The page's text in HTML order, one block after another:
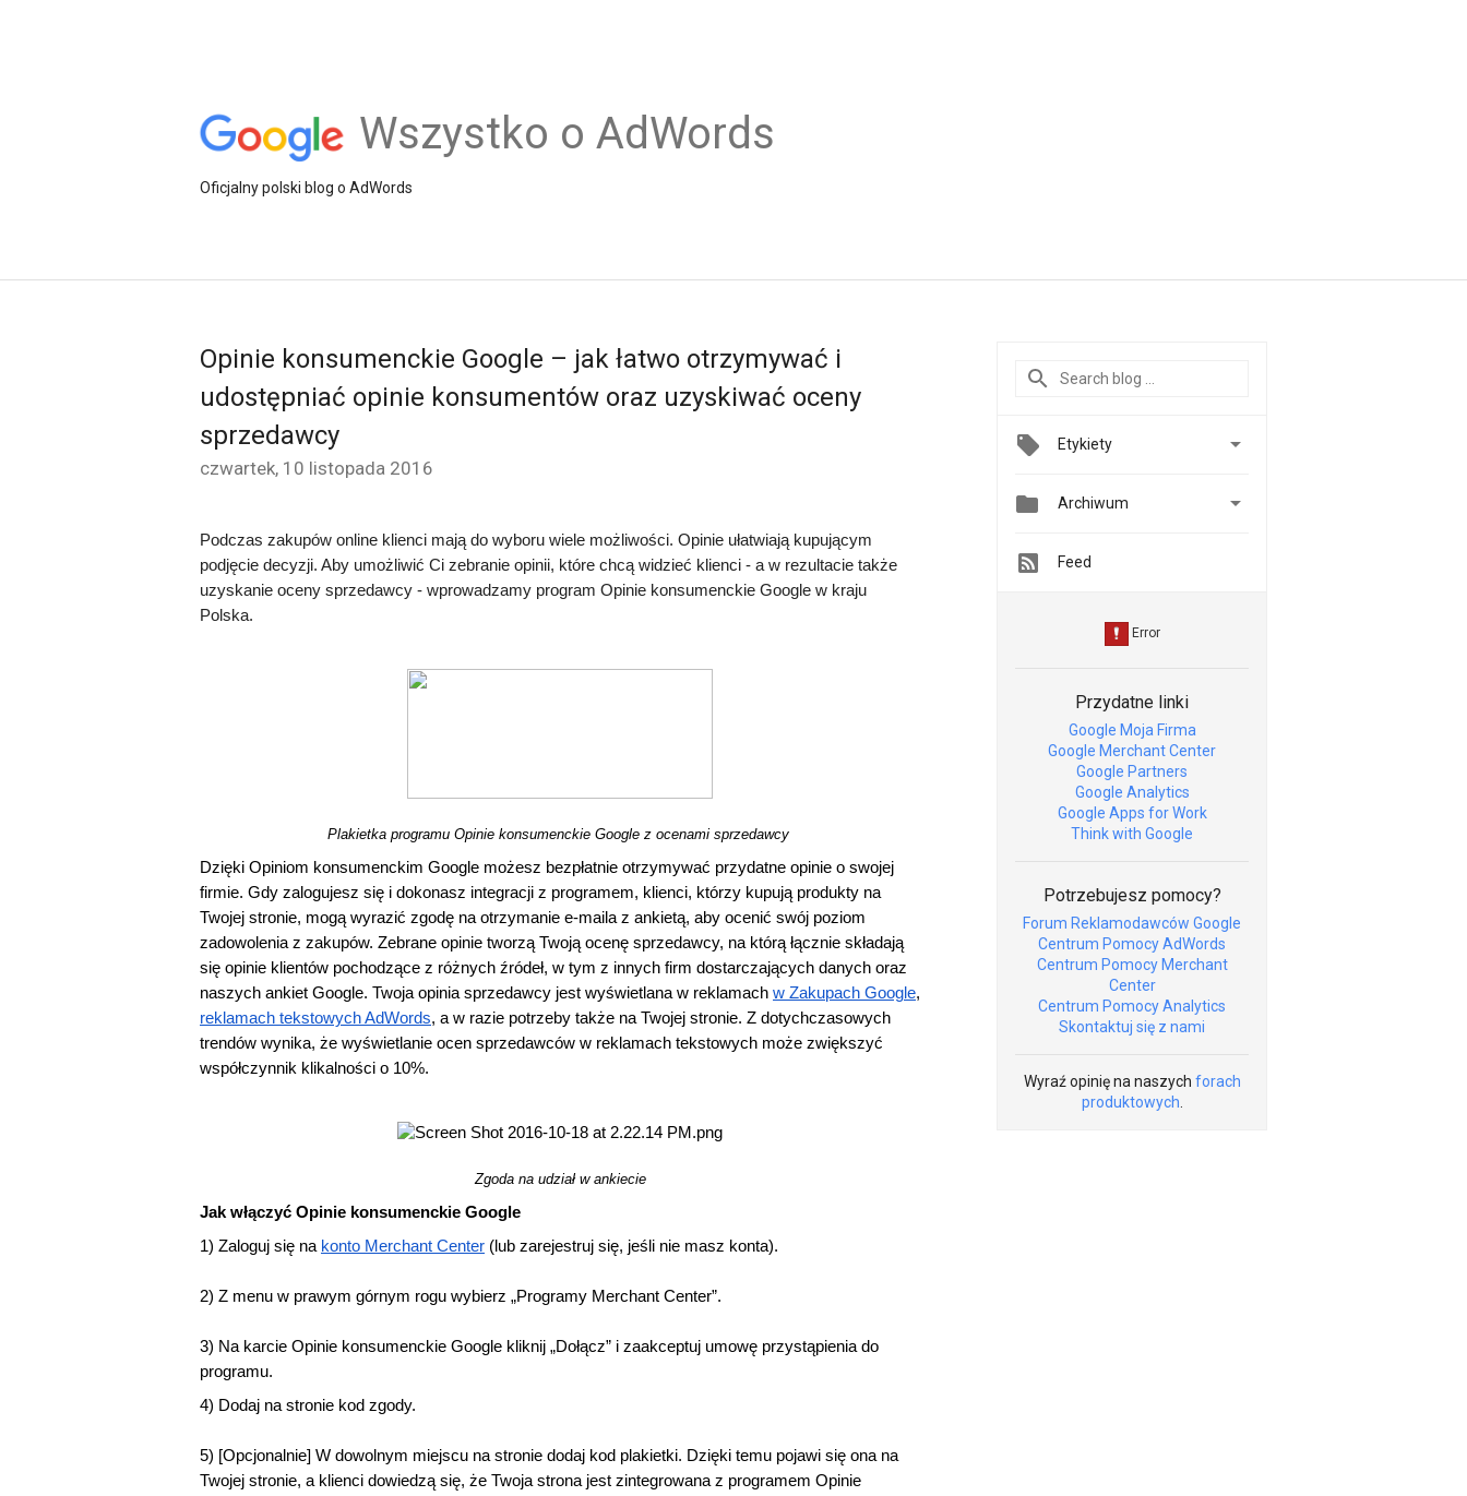
Wszystko o AdWords
Oficjalny polski blog o AdWords
Opinie konsumenckie Google – jak łatwo otrzymywać i
udostępniać opinie konsumentów oraz uzyskiwać oceny
sprzedawcy
czwartek, 10 listopada 2016
Podczas zakupów online klienci mają do wyboru wiele możliwości. Opinie ułatwiają kupującym
podjęcie decyzji. Aby umożliwić Ci zebranie opinii, które chcą widzieć klienci - a w rezultacie także
uzyskanie oceny sprzedawcy - wprowadzamy program Opinie konsumenckie Google w kraju
Polska.
Plakietka programu Opinie konsumenckie Google z ocenami sprzedawcy
Dzięki Opiniom konsumenckim Google możesz bezpłatnie otrzymywać przydatne opinie o swojej
firmie. Gdy zalogujesz się i dokonasz integracji z programem, klienci, którzy kupują produkty na
Twojej stronie, mogą wyrazić zgodę na otrzymanie e-maila z ankietą, aby ocenić swój poziom
zadowolenia z zakupów. Zebrane opinie tworzą Twoją ocenę sprzedawcy, na którą łącznie składają
się opinie klientów pochodzące z różnych źródeł, w tym z innych firm dostarczających danych oraz
naszych ankiet Google. Twoja opinia sprzedawcy jest wyświetlana w reklamach w Zakupach Google,
reklamach tekstowych AdWords, a w razie potrzeby także na Twojej stronie. Z dotychczasowych
trendów wynika, że wyświetlanie ocen sprzedawców w reklamach tekstowych może zwiększyć
współczynnik klikalności o 10%.
Zgoda na udział w ankiecie
Jak włączyć Opinie konsumenckie Google
1) Zaloguj się na konto Merchant Center (lub zarejestruj się, jeśli nie masz konta).
2) Z menu w prawym górnym rogu wybierz „Programy Merchant Center”.
3) Na karcie Opinie konsumenckie Google kliknij „Dołącz” i zaakceptuj umowę przystąpienia do
programu.
4) Dodaj na stronie kod zgody.
5) [Opcjonalnie] W dowolnym miejscu na stronie dodaj kod plakietki. Dzięki temu pojawi się ona na
Twojej stronie, a klienci dowiedzą się, że Twoja strona jest zintegrowana z programem Opinie
Etykiety 
 Archiwum 
Feed
Przydatne linki
Google Moja Firma
Google Merchant Center
Google Partners
Google Analytics
Google Apps for Work
Think with Google
Potrzebujesz pomocy?
Forum Reklamodawców Google
Centrum Pomocy AdWords
Centrum Pomocy Merchant
Center
Centrum Pomocy Analytics
Skontaktuj się z nami
Wyraź opinię na naszych forach
produktowych